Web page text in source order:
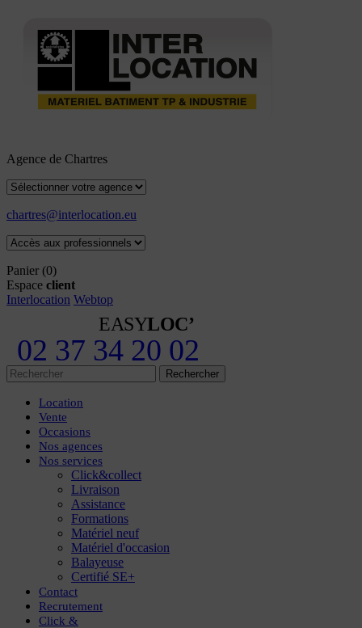
Agence de Chartres
chartres@interlocation.eu
Panier (0)
Espace client
Interlocation Webtop
EASYLOC’
02 37 34 20 02
Rechercher
Location
Vente
Occasions
Nos agences
Nos services
Click&collect
Livraison
Assistance
Formations
Matériel neuf
Matériel d'occasion
Balayeuse
Certifié SE+
Contact
Recrutement
Click &